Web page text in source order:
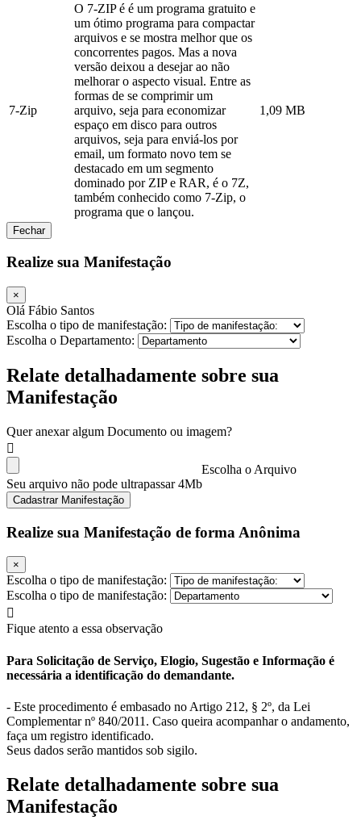
7-Zip
O 7-ZIP é é um programa gratuito e
um ótimo programa para compactar
arquivos e se mostra melhor que os
concorrentes pagos. Mas a nova
versão deixou a desejar ao não
melhorar o aspecto visual. Entre as
formas de se comprimir um
arquivo, seja para economizar
espaço em disco para outros
arquivos, seja para enviá-los por
email, um formato novo tem se
destacado em um segmento
dominado por ZIP e RAR, é o 7Z,
também conhecido como 7-Zip, o
programa que o lançou.
1,09 MB
Fechar
Realize sua Manifestação
×
Olá Fábio Santos
Escolha o tipo de manifestação:
Escolha o Departamento:
Relate detalhadamente sobre sua
Manifestação
Quer anexar algum Documento ou imagem?
Escolha o Arquivo
Seu arquivo não pode ultrapassar 4Mb
Cadastrar Manifestação
Realize sua Manifestação de forma Anônima
×
Escolha o tipo de manifestação:
Escolha o tipo de manifestação:
Fique atento a essa observação
Para Solicitação de Serviço, Elogio, Sugestão e Informação é
necessária a identificação do demandante.
- Este procedimento é embasado no Artigo 212, § 2º, da Lei
Complementar nº 840/2011. Caso queira acompanhar o andamento,
faça um registro identificado.
Seus dados serão mantidos sob sigilo.
Relate detalhadamente sobre sua
Manifestação